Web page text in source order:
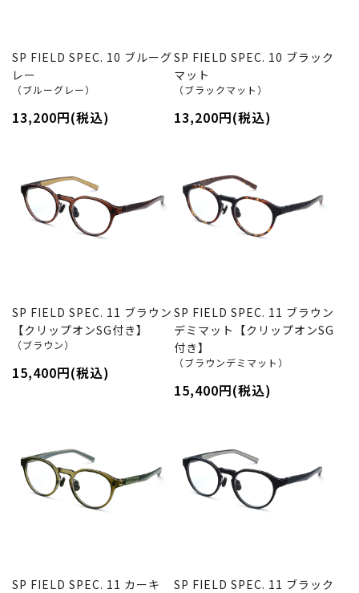
SP FIELD SPEC. 10 ブルーグ
レー
（ブルーグレー）
13,200円(税込)
SP FIELD SPEC. 10 ブラック
マット
（ブラックマット）
13,200円(税込)
SP FIELD SPEC. 11 ブラウン
【クリップオンSG付き】
（ブラウン）
15,400円(税込)
SP FIELD SPEC. 11 ブラウン
デミマット【クリップオンSG
付き】
（ブラウンデミマット）
15,400円(税込)
SP FIELD SPEC. 11 カーキ
SP FIELD SPEC. 11 ブラック